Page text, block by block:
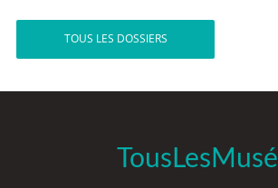
TOUS LES DOSSIERS